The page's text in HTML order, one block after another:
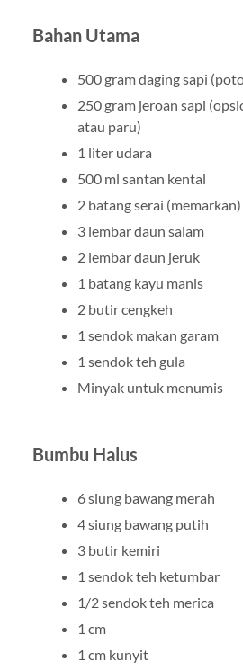
Bahan Utama
500 gram daging sapi
250 gram jeroan sapi
atau paru)
1 liter udara
500 ml santan kental
2 batang serai (memarkan)
3 lembar daun salam
2 lembar daun jeruk
1 batang kayu manis
2 butir cengkeh
1 sendok makan garam
1 sendok teh gula
Minyak untuk menumis
Bumbu Halus
6 siung bawang merah
4 siung bawang putih
3 butir kemiri
1 sendok teh ketumbar
1/2 sendok teh merica
1 cm
1 cm kunyit